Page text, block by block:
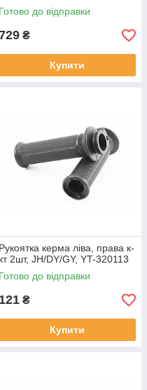
регул., червоний, від 3шт
-8%, YT-208169
Готово до відправки
₴
Купити
Рукоятка керма ліва, права к-
кт 2шт, JH/DY/GY, YT-320113
Готово до відправки
121 ₴
Купити